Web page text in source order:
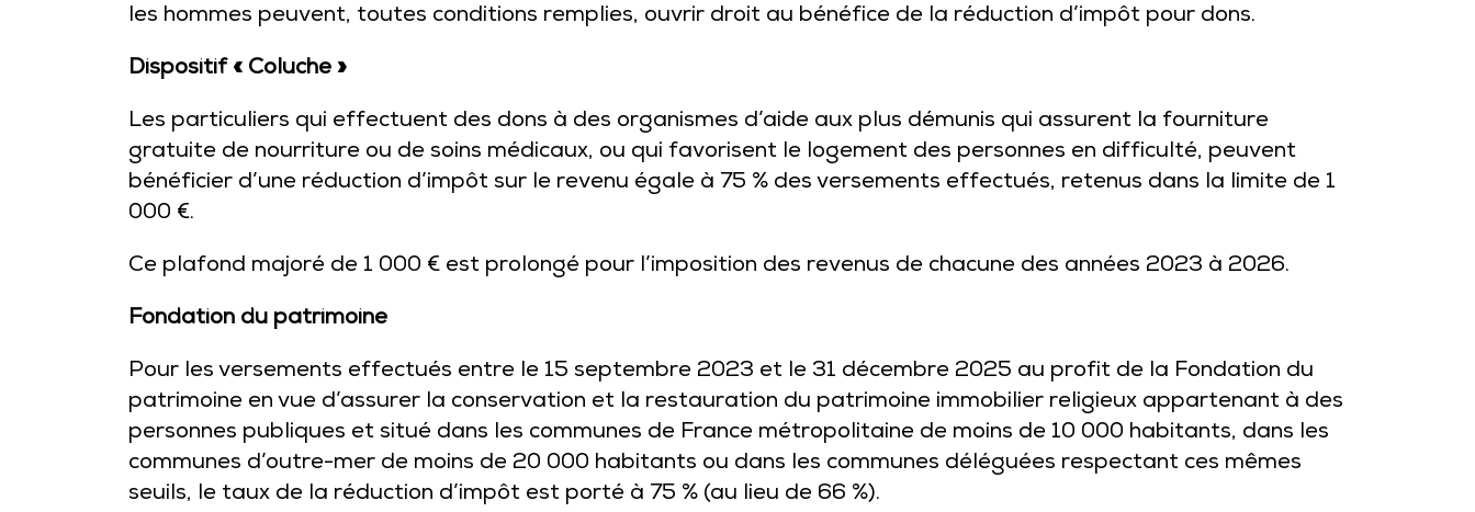
les hommes peuvent, toutes conditions remplies, ouvrir droit au bénéfice de la réduction d’impôt pour dons.
Dispositif « Coluche »
Les particuliers qui effectuent des dons à des organismes d’aide aux plus démunis qui assurent la fourniture
gratuite de nourriture ou de soins médicaux, ou qui favorisent le logement des personnes en difficulté, peuvent
bénéficier d’une réduction d’impôt sur le revenu égale à 75 % des versements effectués, retenus dans la limite de 1
000 €.
Ce plafond majoré de 1 000 € est prolongé pour l’imposition des revenus de chacune des années 2023 à 2026.
Fondation du patrimoine
Pour les versements effectués entre le 15 septembre 2023 et le 31 décembre 2025 au profit de la Fondation du
patrimoine en vue d’assurer la conservation et la restauration du patrimoine immobilier religieux appartenant à des
personnes publiques et situé dans les communes de France métropolitaine de moins de 10 000 habitants, dans les
communes d’outre-mer de moins de 20 000 habitants ou dans les communes déléguées respectant ces mêmes
seuils, le taux de la réduction d’impôt est porté à 75 % (au lieu de 66 %).